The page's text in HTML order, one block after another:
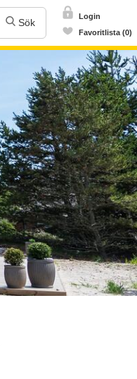
Sök
Login
Favoritlista (0)